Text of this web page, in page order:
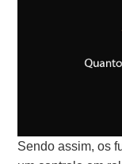
Sendo assim, os